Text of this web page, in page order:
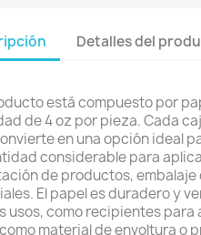
Detalles del
está compuesto por
de 4 oz por pieza. Cada
en una opción ideal
considerable para
de productos,
El papel es duradero y
usos, como recipientes para
material de envoltura o